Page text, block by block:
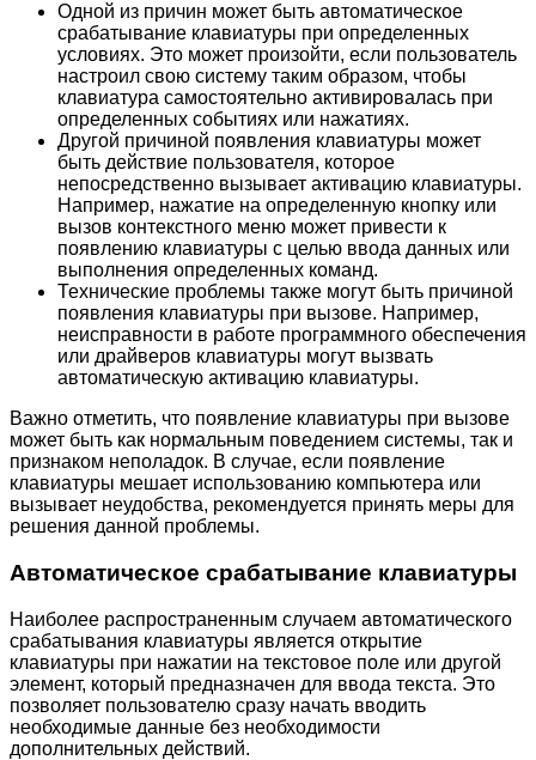
Одной из причин может быть автоматическое
срабатывание клавиатуры при определенных
условиях. Это может произойти, если пользователь
настроил свою систему таким образом, чтобы
клавиатура самостоятельно активировалась при
определенных событиях или нажатиях.
Другой причиной появления клавиатуры может
быть действие пользователя, которое
непосредственно вызывает активацию клавиатуры.
Например, нажатие на определенную кнопку или
вызов контекстного меню может привести к
появлению клавиатуры с целью ввода данных или
выполнения определенных команд.
Технические проблемы также могут быть причиной
появления клавиатуры при вызове. Например,
неисправности в работе программного обеспечения
или драйверов клавиатуры могут вызвать
автоматическую активацию клавиатуры.
Важно отметить, что появление клавиатуры при вызове
может быть как нормальным поведением системы, так и
признаком неполадок. В случае, если появление
клавиатуры мешает использованию компьютера или
вызывает неудобства, рекомендуется принять меры для
решения данной проблемы.
Автоматическое срабатывание клавиатуры
Наиболее распространенным случаем автоматического
срабатывания клавиатуры является открытие
клавиатуры при нажатии на текстовое поле или другой
элемент, который предназначен для ввода текста. Это
позволяет пользователю сразу начать вводить
необходимые данные без необходимости
дополнительных действий.